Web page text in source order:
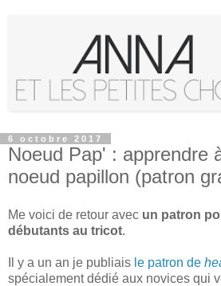
6 octobre 2017
Noeud Pap' : apprendre
noeud papillon (patron
Me voici de retour avec un patron
débutants au tricot.
Il y a un an je publiais le patron de
spécialement dédié aux novices qui